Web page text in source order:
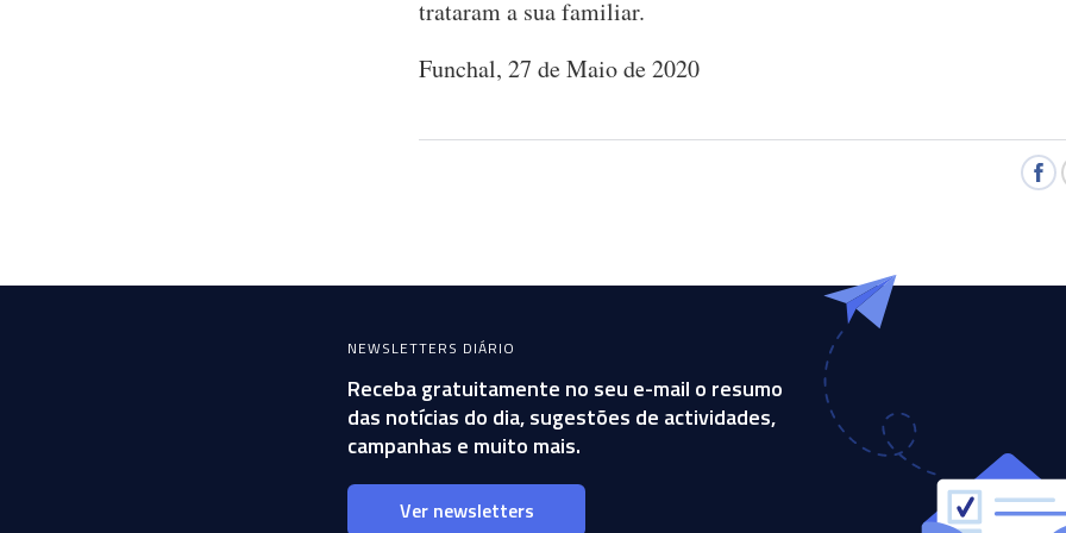
trataram a sua familiar.
Funchal, 27 de Maio de 2020
NEWSLETTERS DIÁRIO
Receba gratuitamente no seu e-mail o resumo
das notícias do dia, sugestões de actividades,
campanhas e muito mais.
Ver newsletters